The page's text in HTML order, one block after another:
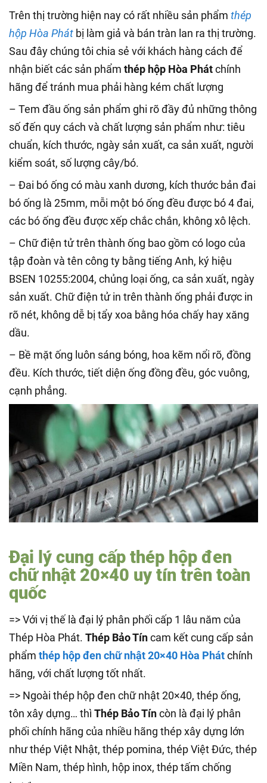
Trên thị trường hiện nay có rất nhiều sản phẩm thép
hộp Hòa Phát bị làm giả và bán tràn lan ra thị trường.
Sau đây chúng tôi chia sẻ với khách hàng cách để
nhận biết các sản phẩm thép hộp Hòa Phátchính
hãng để tránh mua phải hàng kém chất lượng
– Tem đầu ống sản phẩm ghi rõ đầy đủ những thông
số đến quy cách và chất lượng sản phẩm như: tiêu
chuẩn, kích thước, ngày sản xuất, ca sản xuất, người
kiểm soát, số lượng cây/bó.
– Đai bó ống có màu xanh dương, kích thước bản đai
bó ống là 25mm, mỗi một bó ống đều được bó 4 đai,
các bó ống đều được xếp chắc chắn, không xô lệch.
– Chữ điện tử trên thành ống bao gồm có logo của
tập đoàn và tên công ty bằng tiếng Anh, ký hiệu
BSEN 10255:2004, chủng loại ống, ca sản xuất, ngày
sản xuất. Chữ điện tử in trên thành ống phải được in
rõ nét, không dễ bị tẩy xoa bằng hóa chấy hay xăng
dầu.
– Bề mặt ống luôn sáng bóng, hoa kẽm nổi rõ, đồng
đều. Kích thước, tiết diện ống đồng đều, góc vuông,
cạnh phẳng.
Đại lý cung cấp thép hộp đen
chữ nhật 20×40 uy tín trên toàn
quốc
=> Với vị thế là đại lý phân phối cấp 1 lâu năm của
Thép Hòa Phát. Thép Bảo Tíncam kết cung cấp sản
phẩm thép hộp đen chữ nhật 20×40 Hòa Phátchính
hãng, với chất lượng tốt nhất.
=> Ngoài thép hộp đen chữ nhật 20×40, thép ống,
tôn xây dựng… thì Thép Bảo Tíncòn là đại lý phân
phối chính hãng của nhiều hãng thép xây dựng lớn
như thép Việt Nhật, thép pomina, thép Việt Đức, thép
Miền Nam, thép hình, hộp inox, thép tấm chống